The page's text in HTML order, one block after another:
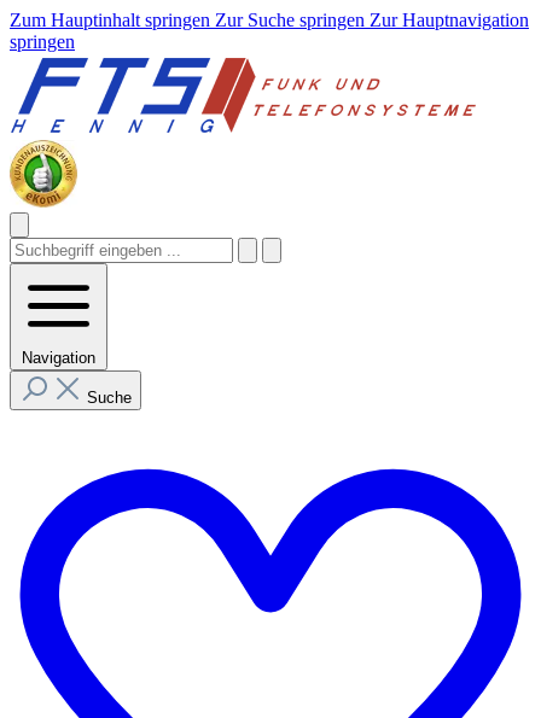
Zum Hauptinhalt springen Zur Suche springen Zur Hauptnavigation
springen
Navigation
Suche